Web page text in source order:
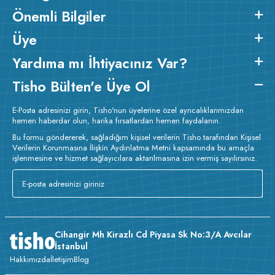
Önemli Bilgiler
Üye
Yardıma mı İhtiyacınız Var?
Tisho Bülten'e Üye Ol
E-Posta adresinizi girin, Tisho'nun üyelerine özel ayrıcalıklarımızdan
hemen haberdar olun, harika fırsatlardan hemen faydalanın.
Bu formu göndererek, sağladığım kişisel verilerin Tisho tarafından Kişisel
Verilerin Korunmasına İlişkin Aydınlatma Metni kapsamında bu amaçla
işlenmesine ve hizmet sağlayıcılara aktarılmasına izin vermiş sayılırsınız.
Cihangir Mh Kirazlı Cd Piyasa Sk No:3/A Avcılar
İstanbul
HakkımızdaİletişimBlog